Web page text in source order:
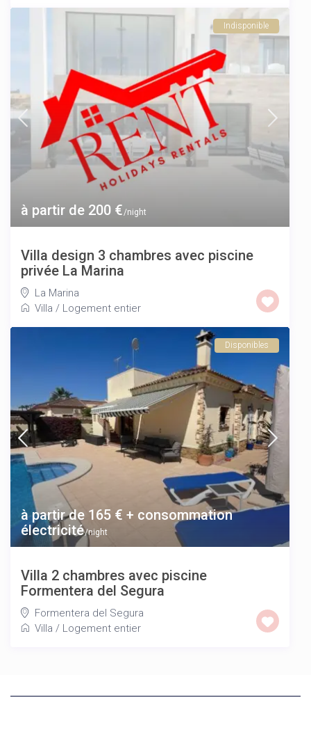
à partir de 200 €/night
Indisponible
Villa design 3 chambres avec piscine
privée La Marina
La Marina
Villa / Logement entier
à partir de 165 € + consommation
électricité/night
Disponibles
Villa 2 chambres avec piscine
Formentera del Segura
Formentera del Segura
Villa / Logement entier